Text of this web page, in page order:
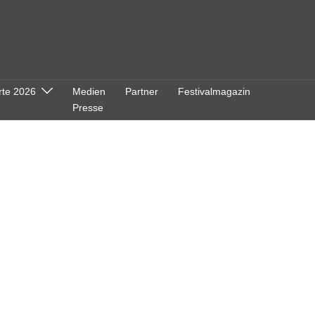
2026
Medien
Presse
Partner Festivalmagazin